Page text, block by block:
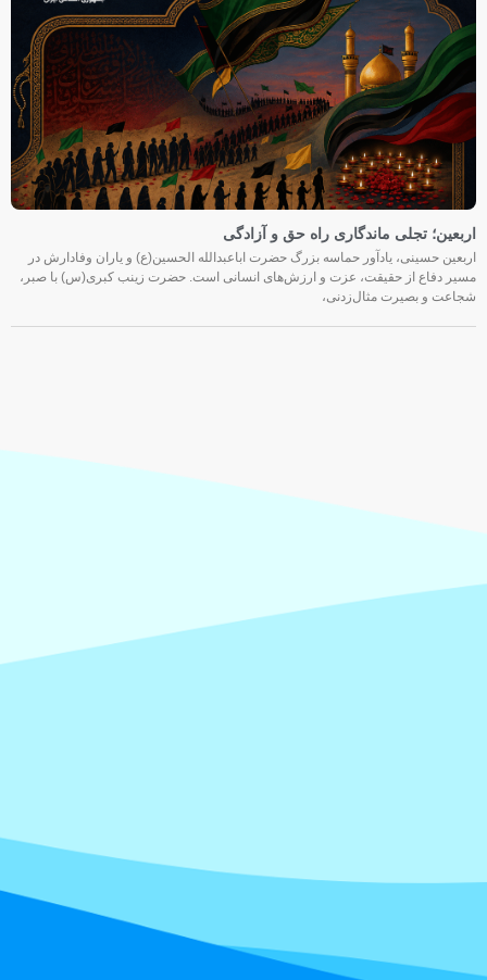
اربعین؛ تجلی ماندگاری راه حق و آزادگی
اربعین حسینی، یادآور حماسه بزرگ حضرت اباعبدالله الحسین(ع) و یاران وفادارش در
مسیر دفاع از حقیقت، عزت و ارزش‌های انسانی است. حضرت زینب کبری(س) با صبر،
شجاعت و بصیرت مثال‌زدنی،